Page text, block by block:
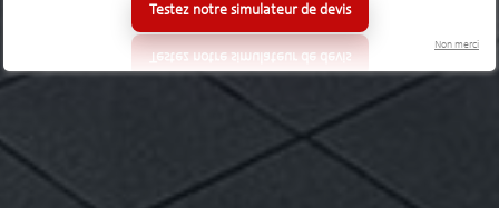
Testez notre simulateur de devis
Non merci